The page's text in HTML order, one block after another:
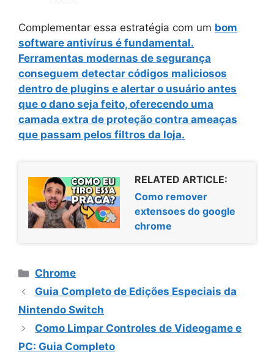
Complementar essa estratégia com um bom
software antivírus é fundamental.
Ferramentas modernas de segurança
conseguem detectar códigos maliciosos
dentro de plugins e alertar o usuário antes
que o dano seja feito, oferecendo uma
camada extra de proteção contra ameaças
que passam pelos filtros da loja.
RELATED ARTICLE:
Como remover
extensoes do google
chrome
Categorias
Chrome
Guia Completo de Edições Especiais da
Nintendo Switch
Como Limpar Controles de Videogame e
PC: Guia Completo